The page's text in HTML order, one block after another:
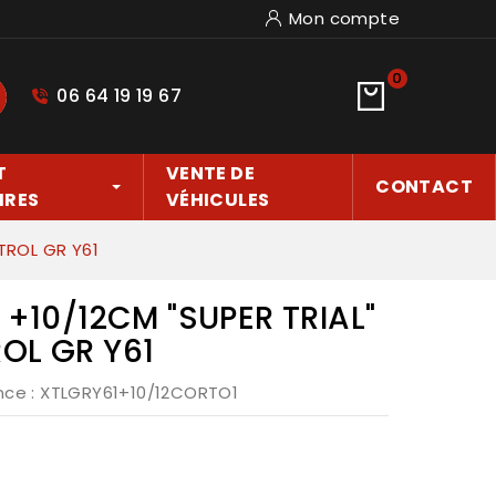
Mon compte
06 64 19 19 67
0
VENTE DE
VÉHICULES
CONTACT
GR Y61
12CM "SUPER TRIAL"
GR Y61
: XTLGRY61+10/12CORTO1